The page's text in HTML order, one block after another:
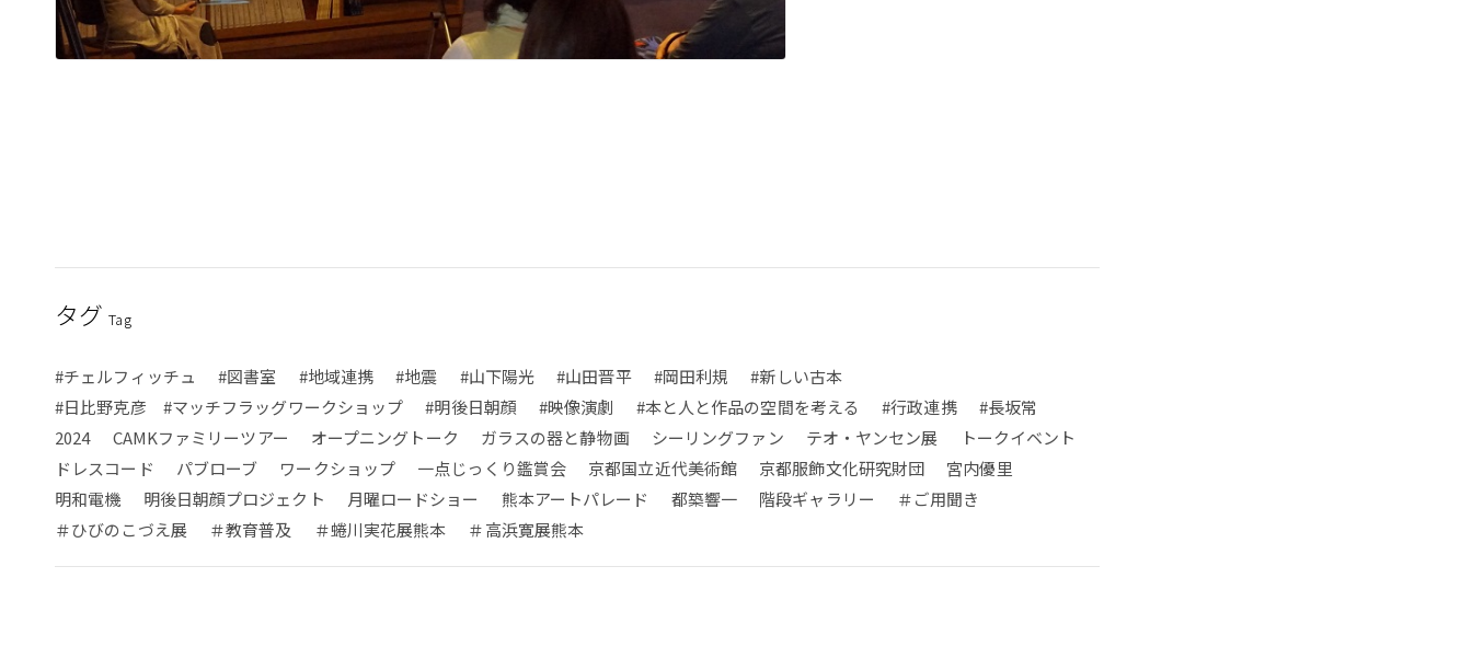
タグTag
#チェルフィッチュ #図書室 #地域連携 #地震 #山下陽光 #山田晋平 #岡田利規
#新しい古本
#日比野克彦 #マッチフラッグワークショップ
#明後日朝顔 #映像演劇 #本と人と作品の空間を考える #行政連携
#長坂常
2024
CAMKファミリーツアー オープニングトーク ガラスの器と静物画 シーリングファン テオ・ヤンセン展
トークイベント
ドレスコード
パブローブ ワークショップ 一点じっくり鑑賞会 京都国立近代美術館 京都服飾文化研究財団
宮内優里
明和電機
明後日朝顔プロジェクト 月曜ロードショー 熊本アートパレード 都築響一 階段ギャラリー
＃ご用聞き
＃ひびのこづえ展
＃教育普及 ＃蜷川実花展熊本 ＃高浜寛展熊本